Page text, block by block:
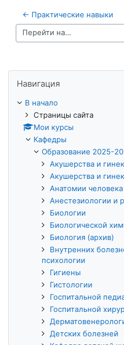
← Практические навыки
Перейти на...
Навигация
В начало
Страницы сайта
Мои курсы
Кафедры
Образование 2025-
Акушерства и
Акушерства и
Анатомии человека
Анестезиологии и
Биологии
Биологической
Биология (архив)
Внутренних
психологии
Гигиены
Гистологии
Госпитальной
Госпитальной
Детских болезней